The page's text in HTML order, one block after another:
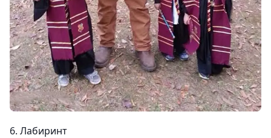
6. Лабиринт